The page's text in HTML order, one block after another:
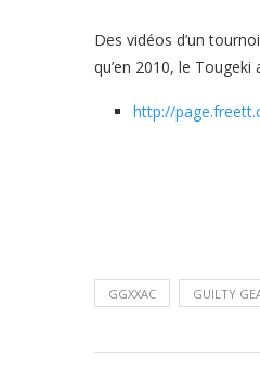
Des vidéos d’un
qu’en 2010, le
http://
GGXXAC GUILTY